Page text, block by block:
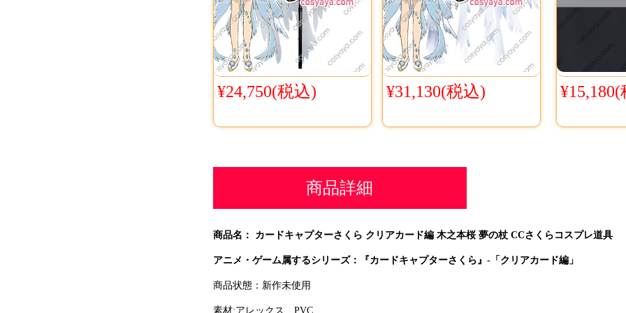
¥24,750(税込) ¥31,130(税込)
商品詳細
商品名： カードキャプタ ーさくら クリアカード編 木之本桜 夢の杖 CCさくらコスプレ道具
アニメ・ゲーム属するシリーズ：『カードキャプターさくら』-「クリアカード編」
商品状態：新作未使用
素材:アレックス、PVC